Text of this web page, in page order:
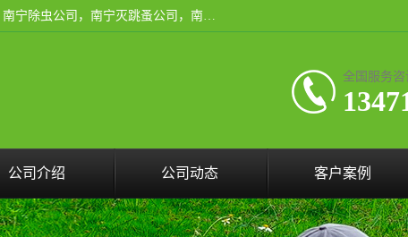
广西亿之豪有害生物防治服务有限公司是一家南宁灭鼠公司、灭蟑螂公司，南宁杀虫公司，南宁除虫公司，南宁灭跳蚤公司，南宁灭白蚁公司，南宁除四害公司,广西亿之豪有害生物防治服务有限公司专业灭蟑螂,除臭虫,其他害虫,服务上门,安全环保,售后保障,一次消杀，竭诚为您服务.
全国服务咨
公司介绍 公司动态 客户案例